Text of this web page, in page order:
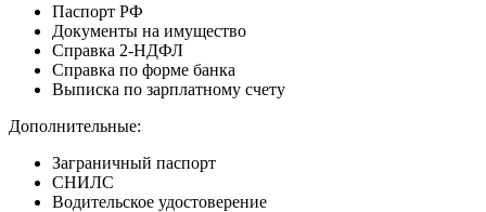
Паспорт РФ
Документы на имущество
Справка 2-НДФЛ
Справка по форме банка
Выписка по зарплатному счету
Дополнительные:
Заграничный паспорт
СНИЛС
Водительское удостоверение